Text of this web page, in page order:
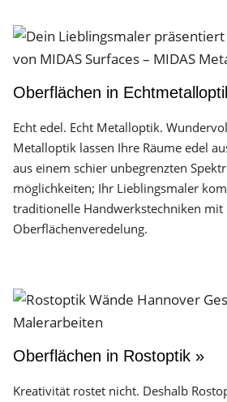
Oberflächen in
Echt edel. Echt Metalloptik.
Metalloptik lassen Ihre Räume edel
aus einem schier unbegrenzten
möglichkeiten; Ihr Lieblingsmaler
traditionelle Handwerks­techniken mit
Oberflächen­veredelung.
Oberflächen in Rostoptik »
Kreativität rostet nicht. Deshalb